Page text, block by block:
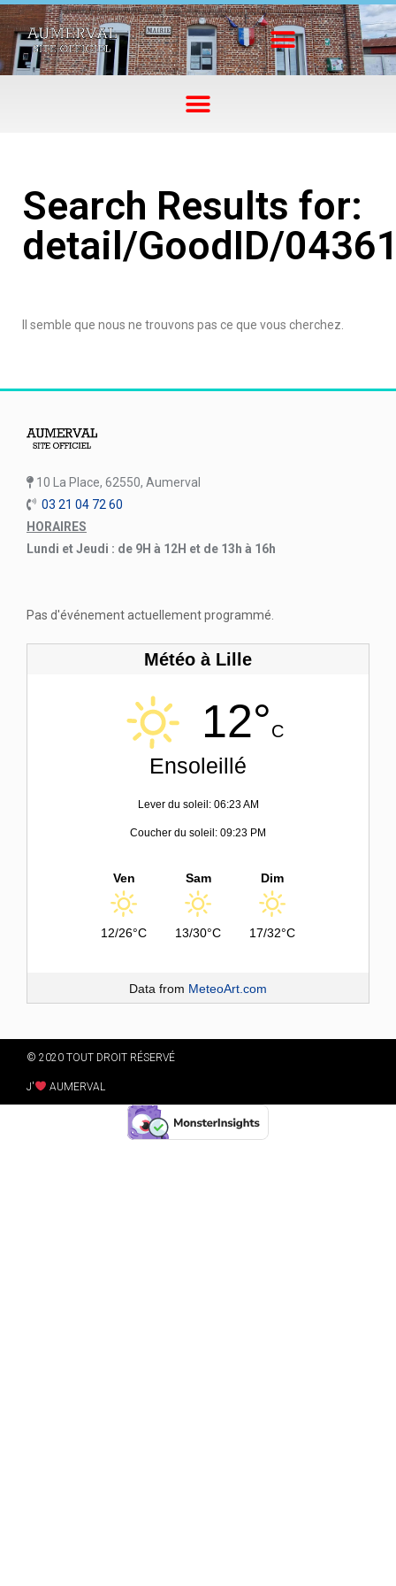
Search Results for:
detail/GoodID/
Il semble que nous ne trouvons pas ce que vous cherchez.
10 La Place, 62550, Aumerval
03 21 04 72 60
HORAIRES
Lundi et Jeudi : de 9H à 12H et de 13h à 16h
Pas d'événement actuellement programmé.
Météo à Lille
12°C
Ensoleillé
Lever du soleil: 06:23 AM
Coucher du soleil: 09:23 PM
Ven
12/26°C
Sam
13/30°C
Dim
17/32°C
Data from MeteoArt.com
© 2020 TOUT DROIT RÉSERVÉ
J' AUMERVAL